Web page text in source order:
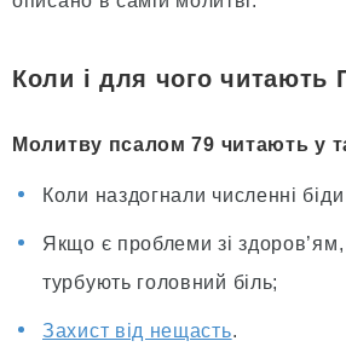
Коли і для чого читають
Молитву псалом 79 читають у
Коли наздогнали численні
Якщо є проблеми зі
турбують головний біль;
Захист від нещасть.